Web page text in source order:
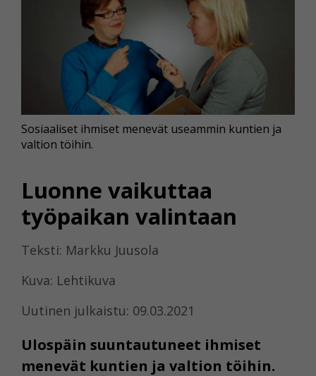
Luonne vaikuttaa
työpaikan valintaan
Teksti: Markku Juusola
Kuva: Lehtikuva
Uutinen julkaistu: 09.03.2021
Ulospäin suuntautuneet ihmiset
menevät kuntien ja valtion töihin.
Sosiaaliset ihmiset menevät useammin kuntien ja
valtion töihin.